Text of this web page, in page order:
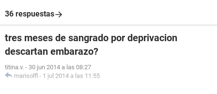
36 respuestas
tres meses de sangrado por deprivacion
descartan embarazo?
titina.v. - 30 jun 2014 a las 08:27
marisolfl - 1 jul 2014 a las 11:55